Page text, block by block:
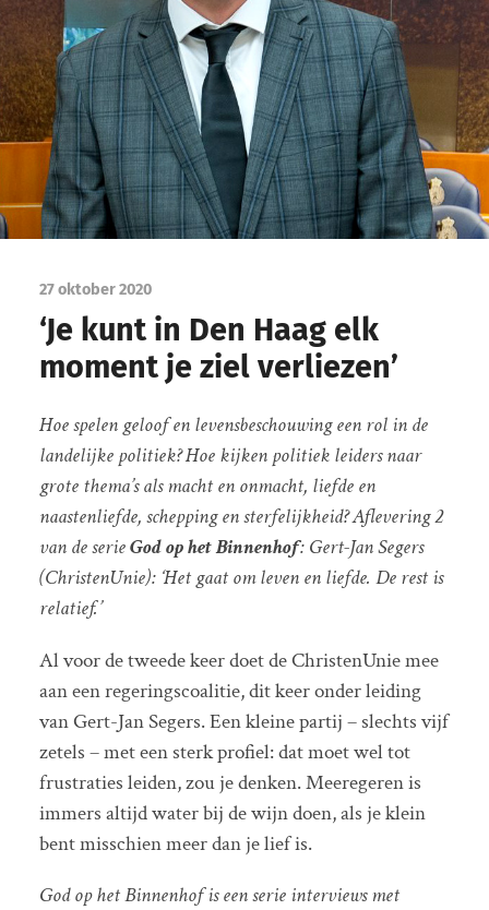
27 oktober 2020
‘Je kunt in Den Haag elk
moment je ziel verliezen’
Hoe spelen geloof en levensbeschouwing een rol in de
landelijke politiek? Hoe kijken politiek leiders naar
grote thema’s als macht en onmacht, liefde en
naastenliefde, schepping en sterfelijkheid? Aflevering 2
van de serieGod op het Binnenhof: Gert-Jan Segers
(ChristenUnie): ‘Het gaat om leven en liefde. De rest is
relatief.’
Al voor de tweede keer doet de ChristenUnie mee
aan een regeringscoalitie, dit keer onder leiding
van Gert-Jan Segers. Een kleine partij – slechts vijf
zetels – met een sterk profiel: dat moet wel tot
frustraties leiden, zou je denken. Meeregeren is
immers altijd water bij de wijn doen, als je klein
bent misschien meer dan je lief is.
God op het Binnenhof is een serie interviews met